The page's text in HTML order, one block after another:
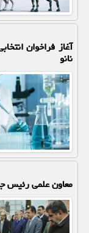
آغاز فراخوان
نانو
معاون علمی رئیس